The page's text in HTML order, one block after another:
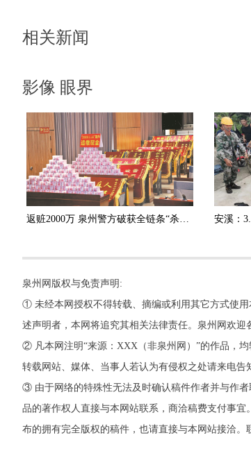
相关新闻
影像 眼界
泉州网版权与免责声明:
① 未经本网授权不得转载、摘编或利用其它方式使
述声明者，本网将追究其相关法律责任。泉州网欢迎
② 凡本网注明“来源：XXX（非泉州网）”的作品，
转载网站、媒体、当事人若认为有侵权之处请来电告
③ 由于网络的特殊性无法及时确认稿件作者并与作
品的著作权人直接与本网站联系，商洽稿费支付事
布的拥有完全版权的稿件，也请直接与本网站接洽。